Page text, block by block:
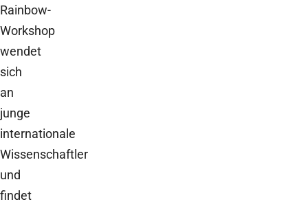
Rainbow-
Workshop
wendet
sich
an
junge
internationale
Wissenschaftler
und
findet